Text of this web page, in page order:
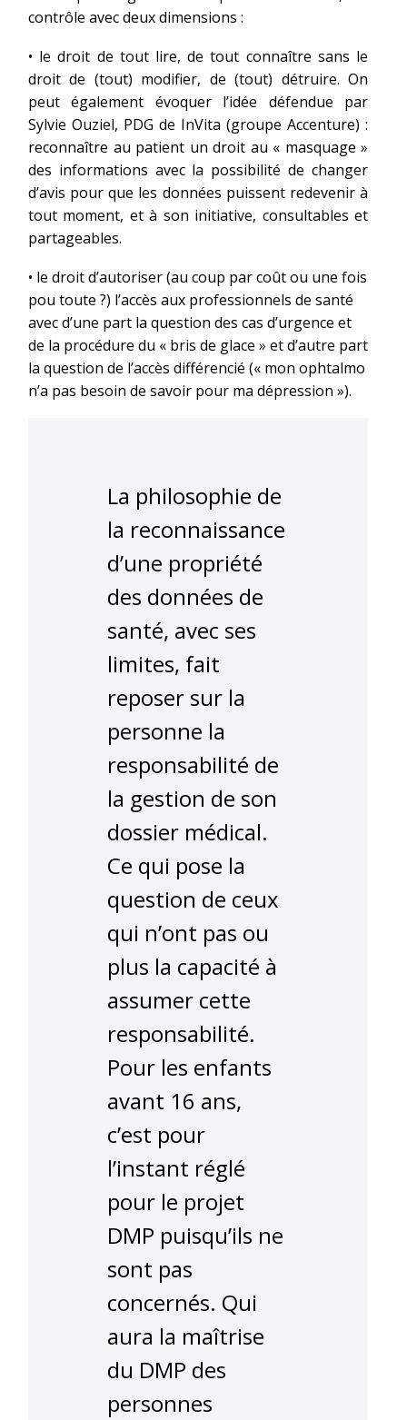
contrôle avec deux dimensions :
• le droit de tout lire, de tout connaître sans le
droit de (tout) modifier, de (tout) détruire. On
peut également évoquer l’idée défendue par
Sylvie Ouziel, PDG de InVita (groupe Accenture) :
reconnaître au patient un droit au « masquage »
des informations avec la possibilité de changer
d’avis pour que les données puissent redevenir à
tout moment, et à son initiative, consultables et
partageables.
• le droit d’autoriser (au coup par coût ou une fois
pou toute ?) l’accès aux professionnels de santé
avec d’une part la question des cas d’urgence et
de la procédure du « bris de glace » et d’autre part
la question de l’accès différencié (« mon ophtalmo
n’a pas besoin de savoir pour ma dépression »).
La philosophie de
la reconnaissance
d’une propriété
des données de
santé, avec ses
limites, fait
reposer sur la
personne la
responsabilité de
la gestion de son
dossier médical.
Ce qui pose la
question de ceux
qui n’ont pas ou
plus la capacité à
assumer cette
responsabilité.
Pour les enfants
avant 16 ans,
c’est pour
l’instant réglé
pour le projet
DMP puisqu’ils ne
sont pas
concernés. Qui
aura la maîtrise
du DMP des
personnes